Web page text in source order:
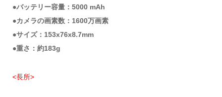
●バッテリー容量：5000 mAh
●カメラの画素数：1600万画素
●サイズ：153x76x8.7mm
●重さ：約183g
<長所>